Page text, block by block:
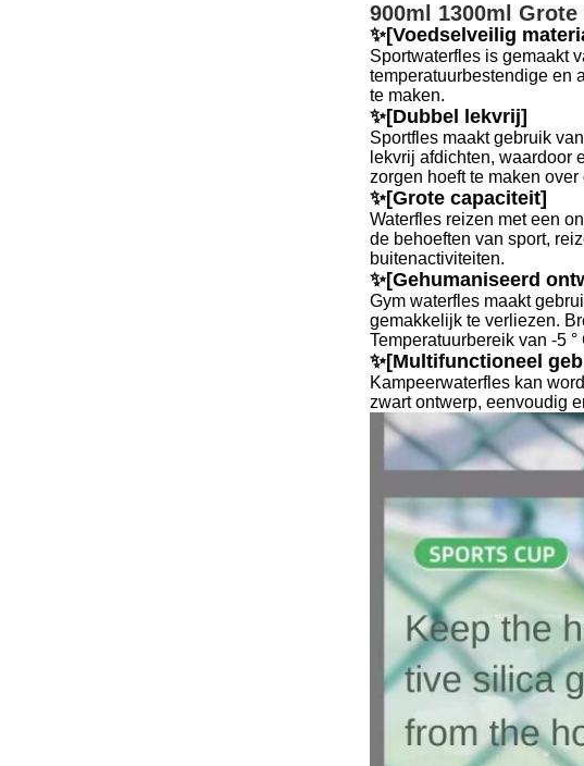
900ml 1300ml
✨[Voedselveilig
Sportwaterfles is gemaakt
temperatuurbestendige en
te maken.
✨[Dubbel lekvrij]
Sportfles maakt gebruik
lekvrij afdichten, waardoor
zorgen hoeft te maken
✨[Grote capaciteit]
Waterfles reizen met een
de behoeften van sport,
buitenactiviteiten.
✨[Gehumaniseerd
Gym waterfles maakt
gemakkelijk te verliezen.
Temperatuurbereik van -5
✨[Multifunctioneel
Kampeerwaterfles kan
zwart ontwerp, eenvoudig